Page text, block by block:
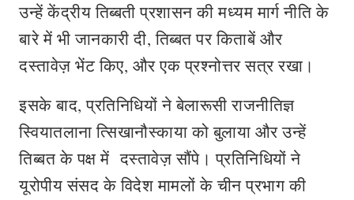
उन्हें केंद्रीय तिब्बती प्रशासन की मध्यम मार्ग नीति के
बारे में भी जानकारी दी, तिब्बत पर किताबें और
दस्तावेज़ भेंट किए, और एक प्रश्नोत्तर सत्र रखा।
इसके बाद, प्रतिनिधियों ने बेलारूसी राजनीतिज्ञ
स्वियातलाना त्सिखानौस्काया को बुलाया और उन्हें
तिब्‍बत के पक्ष में दस्तावेज़ सौंपे। प्रतिनिधियों ने
यूरोपीय संसद के विदेश मामलों के चीन प्रभाग की